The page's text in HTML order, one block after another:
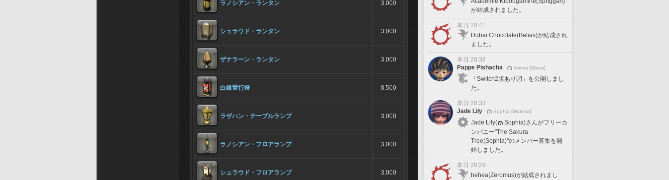
ラノシアン・ランタン 3,000
シュラウド・ランタン 3,000
ザナラーン・ランタン 3,000
白銀置行燈 8,500
ラザハン・テーブルランプ 3,000
ラノシアン・フロアランプ 3,000
シュラウド・フロアランプ 3,000
が結成されました。
本日 20:41
Dubai Chocolate(Belias)が結成され
ました。
本日 20:38
Pappe Pishacha
Anima [Mana]
「Switch2版あり〼」を公開しまし
た。
本日 20:33
Jade Lily
Sophia [Materia]
Jade Lily(
Sophia)さんがフリーカ
ンパニー"The Sakura
Tree(Sophia)"のメンバー募集を開
始しました。
本日 20:29
hehea(Zeromus)が結成されまし